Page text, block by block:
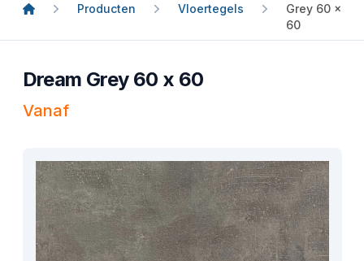
Producten Vloertegels
Grey 60 x
60
Dream Grey 60 x 60
Vanaf